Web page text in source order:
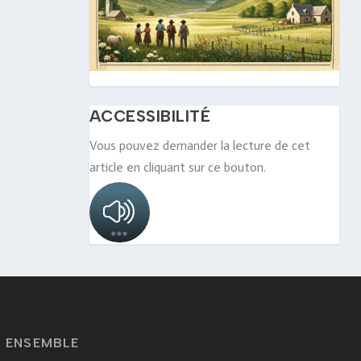
ACCESSIBILITÉ
Vous pouvez demander la lecture de cet
article en cliquant sur ce bouton.
ENSEMBLE